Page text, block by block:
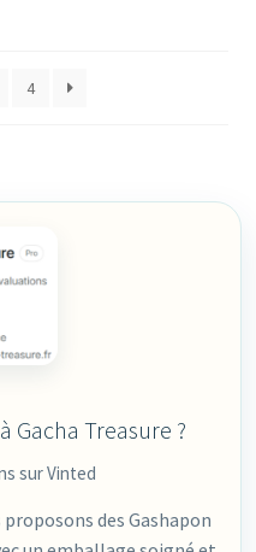
4
Gacha Treasure ?
sur Vinted
des Gashapon